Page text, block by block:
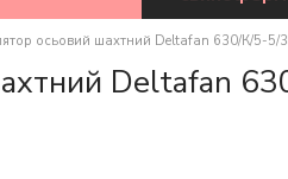
осьовий шахтний Deltafan 630/К/5-5/
Deltafan